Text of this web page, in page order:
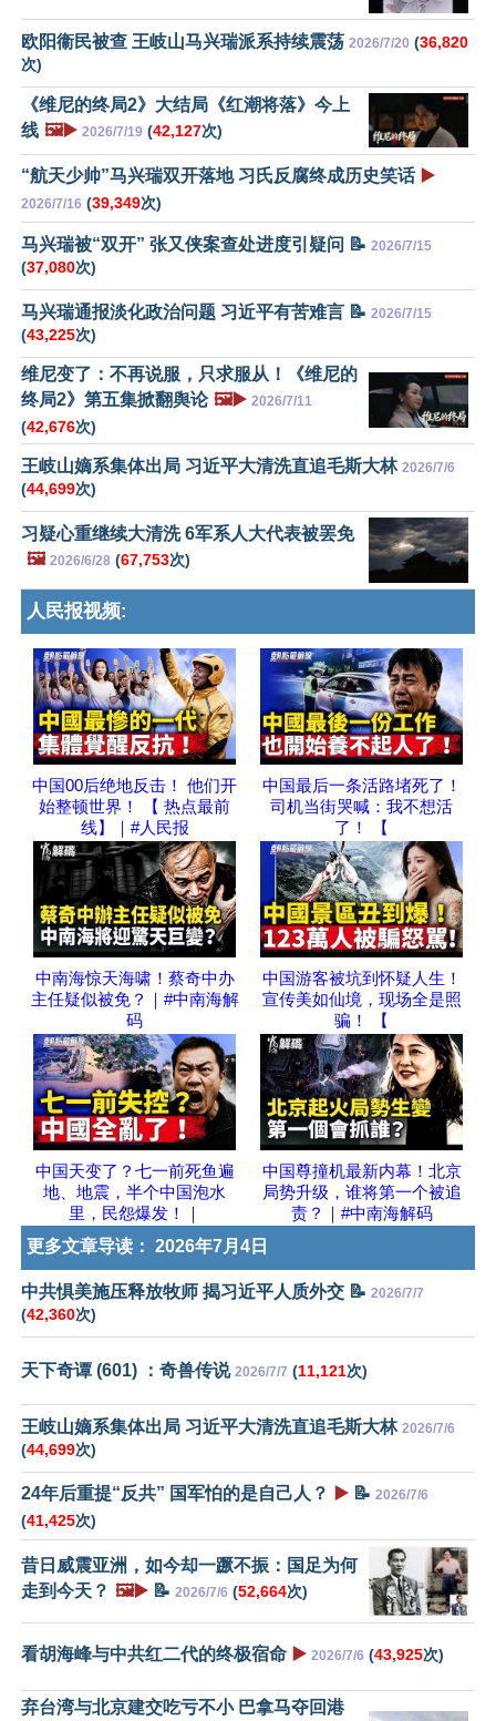
欧阳衞民被查 王岐山马兴瑞派系持续震荡 2026/7/20 (36,820
次)
《维尼的终局2》大结局《红潮将落》今上
线 🖼️▶️ 2026/7/19 (42,127次)
“航天少帅”马兴瑞双开落地 习氏反腐终成历史笑话 ▶️
2026/7/16 (39,349次)
马兴瑞被“双开” 张又侠案查处进度引疑问 📝 2026/7/15
(37,080次)
马兴瑞通报淡化政治问题 习近平有苦难言 📝 2026/7/15
(43,225次)
维尼变了：不再说服，只求服从！《维尼的
终局2》第五集掀翻舆论 🖼️▶️ 2026/7/11
(42,676次)
王岐山嫡系集体出局 习近平大清洗直追毛斯大林 2026/7/6
(44,699次)
习疑心重继续大清洗 6军系人大代表被罢免
🖼️ 2026/6/28 (67,753次)
人民报视频:
中国00后绝地反击！ 他们开
始整顿世界！ 【 热点最前
线】｜#人民报
中国最后一条活路堵死了！
司机当街哭喊：我不想活
了！ 【
中南海惊天海啸！蔡奇中办
主任疑似被免？｜#中南海解
码
中国游客被坑到怀疑人生！
宣传美如仙境，现场全是照
骗！ 【
中国天变了？七一前死鱼遍
地、地震，半个中国泡水
里，民怨爆发！｜
中国尊撞机最新内幕！北京
局势升级，谁将第一个被追
责？｜#中南海解码
更多文章导读： 2026年7月4日
中共惧美施压释放牧师 揭习近平人质外交 📝 2026/7/7
(42,360次)
天下奇谭 (601) ：奇兽传说 2026/7/7 (11,121次)
王岐山嫡系集体出局 习近平大清洗直追毛斯大林 2026/7/6
(44,699次)
24年后重提“反共” 国军怕的是自己人？ ▶️ 📝 2026/7/6
(41,425次)
昔日威震亚洲，如今却一蹶不振：国足为何
走到今天？ 🖼️▶️ 📝 2026/7/6 (52,664次)
看胡海峰与中共红二代的终极宿命 ▶️ 2026/7/6 (43,925次)
弃台湾与北京建交吃亏不小 巴拿马夺回港